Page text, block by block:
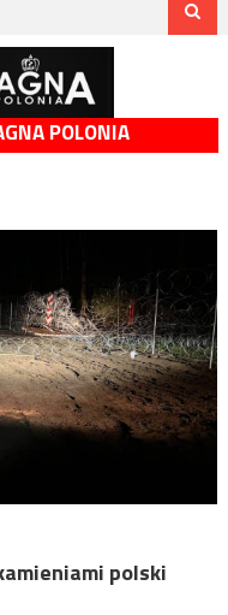
POLONIA
polski